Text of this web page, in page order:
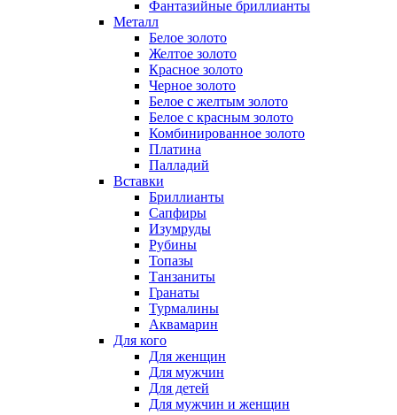
Фантазийные бриллианты
Металл
Белое золото
Желтое золото
Красное золото
Черное золото
Белое с желтым золото
Белое с красным золото
Комбинированное золото
Платина
Палладий
Вставки
Бриллианты
Сапфиры
Изумруды
Рубины
Топазы
Танзаниты
Гранаты
Турмалины
Аквамарин
Для кого
Для женщин
Для мужчин
Для детей
Для мужчин и женщин